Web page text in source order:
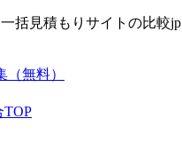
括見積もりサイトの比較jp
無料）
TOP